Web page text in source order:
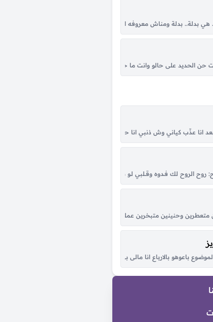
الي.. ما عادت الي.. ما عادت الي ومش هم بعد اليوم.. ان بهدلني حدا ومش
هي بدلة.. بدلة ومناش معروفه التفتي.. التفتي.. التفتي علي وشوفي
من العشاق وعشقتيني شو عليكي.. يا با شو عليكي.. يا با ي عليكي كل
حن الحديد على حالو وانت ما حنيت لو كنتَ تدري بحالي من زمان أنيت من
والحب له جرحٍ خطير هو كل كلي يوم جا وله غرامٍ بي نشا و لا بدى بدر...
انا عذّب كياني وش ذنبي انا حبيت أنا قمر يماني هو نور عيني هو اماني ذكراه
مفيش حاجة خطرت في بالي فجأة لقيتني قدام عيونك، أنا بقول نرجع
الروح لك فـدوه وقــلبي لـو شكــا مـن حــبك الطاغي تلــوّم في العَــرَب من
في عشره …ولا فيك ناسو طب خليك جنبو …ما اصلو بيسألني عنك
وحنينين متبخرين عملوا الحرير يا ولا، شبه البنات لولا البنات يا ولا
القلب برنه عود … ورقصني يا حبيبي لو على الغلب ..كلنا في الهوى
باعوهو بالارباع انا مالى بى الزى ديل ليه ياخ من القله بس كلو من